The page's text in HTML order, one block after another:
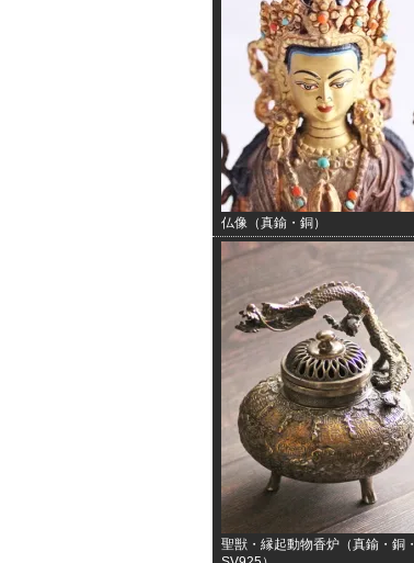
仏像（真鍮・銅）
聖獣・縁起動物香炉（真鍮・銅・